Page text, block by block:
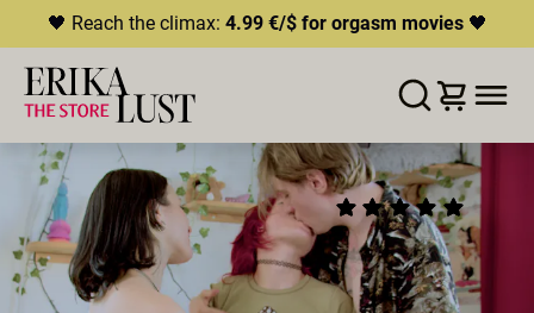
🖤 Reach the climax: 4.99 €/$ for orgasm movies🖤
LISTE D'ENVIES AJOUTER AU PANIER PARTAGER
AFTER BREAKFAST
(10)
2026•00:15h
Réalisateur:Bea Blue
Distribution:
Miss Flora
Cedric & Sofi